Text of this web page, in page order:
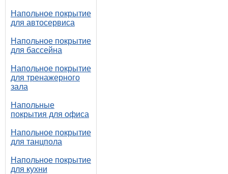
Напольное покрытие
для автосервиса
Напольное покрытие
для бассейна
Напольное покрытие
для тренажерного
зала
Напольные
покрытия для офиса
Напольное покрытие
для танцпола
Напольное покрытие
для кухни